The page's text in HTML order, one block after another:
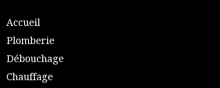
Accueil
​Plomberie
Débouchage
Chauffage